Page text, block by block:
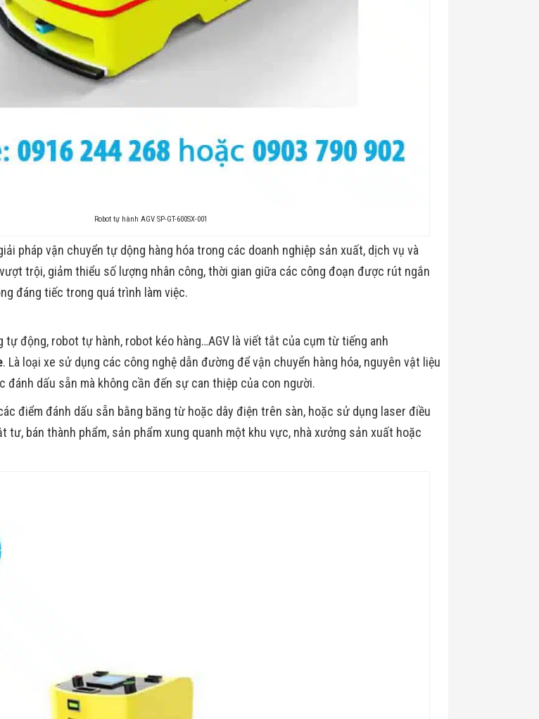
Robot tự hành AGV SP-GT-600SX-001
pháp vận chuyển tự dộng hàng hóa trong các doanh nghiệp sản xuất, dịch vụ và
trội, giảm thiểu số lượng nhân công, thời gian giữa các công đoạn được rút ngắn
đáng tiếc trong quá trình làm việc.
tự động, robot tự hành, robot kéo hàng…AGV là viết tắt của cụm từ tiếng anh
. Là loại xe sử dụng các công nghệ dẫn đường để vận chuyển hàng hóa, nguyên vật liệu
đánh dấu sẵn mà không cần đến sự can thiệp của con người.
điểm đánh dấu sẵn bằng băng từ hoặc dây điện trên sàn, hoặc sử dụng laser điều
tư, bán thành phẩm, sản phẩm xung quanh một khu vực, nhà xưởng sản xuất hoặc